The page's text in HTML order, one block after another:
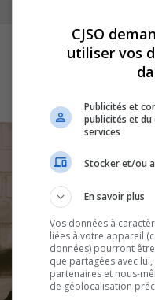
CJSO
utiliser vos
Publicités et
publicités et du
services
Stocker et/ou
En savoir plus
Vos données à
liées à votre appareil
données) pourront
que partagées avec
partenaires et nous-
de géolocalisation